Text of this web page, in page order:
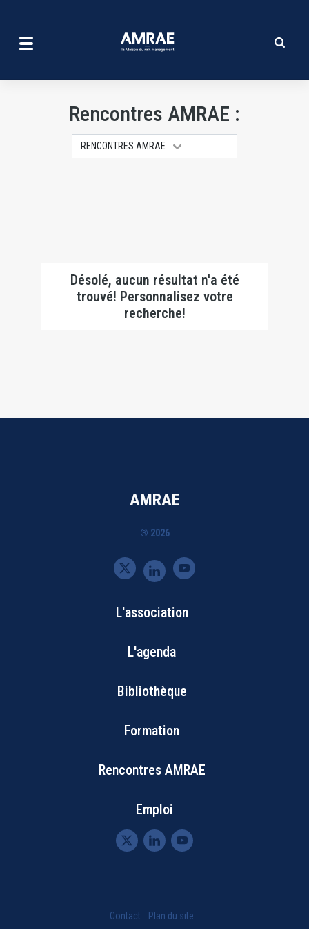
contenu
Rencontres AMRAE :
RENCONTRES AMRAE
Désolé, aucun résultat n'a été
trouvé! Personnalisez votre
recherche!
AMRAE
® 2026
Bottom
Footer
Menu
L'association
L'agenda
Bibliothèque
Formation
Rencontres AMRAE
Emploi
Contact
Plan du site